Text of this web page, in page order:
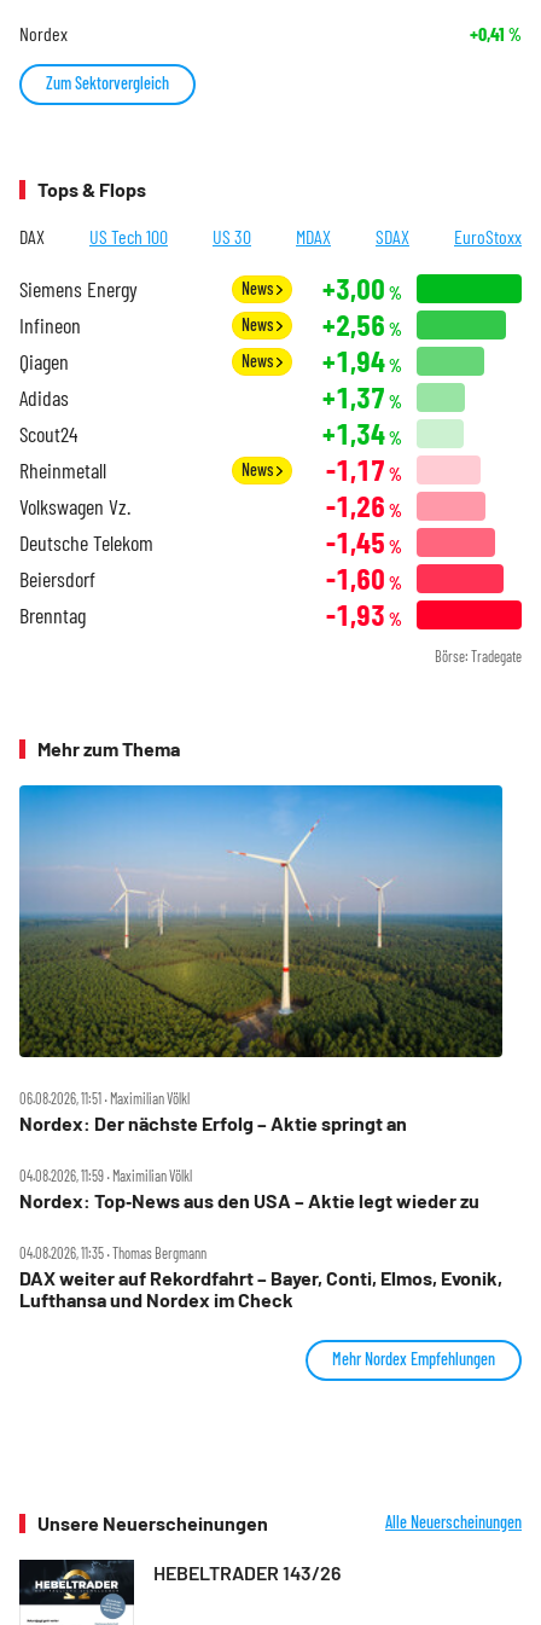
Nordex +0,41 %
Zum Sektorvergleich
Tops & Flops
DAX US Tech 100 US 30 MDAX SDAX EuroStoxx
Siemens Energy News +3,00 %
Infineon News +2,56 %
Qiagen News +1,94%
Adidas +1,37 %
Scout24 +1,34%
Rheinmetall News -1,17 %
Volkswagen Vz. -1,26 %
Deutsche Telekom -1,45 %
Beiersdorf -1,60 %
Brenntag -1,93 %
Börse: Tradegate
Mehr zum Thema
06.08.2026, 11:51 ‧ Maximilian Völkl
Nordex: Der nächste Erfolg – Aktie springt an
04.08.2026, 11:59 ‧ Maximilian Völkl
Nordex: Top‑News aus den USA – Aktie legt wieder zu
04.08.2026, 11:35 ‧ Thomas Bergmann
DAX weiter auf Rekordfahrt – Bayer, Conti, Elmos, Evonik,
Lufthansa und Nordex im Check
Mehr Nordex Empfehlungen
Unsere Neuerscheinungen Alle Neuerscheinungen
HEBELTRADER 143/26